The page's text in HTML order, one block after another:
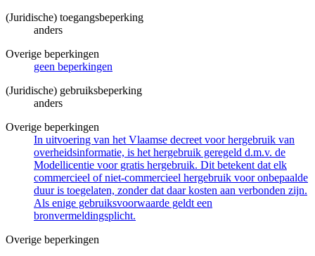
(Juridische) toegangsbeperking
anders
Overige beperkingen
geen beperkingen
(Juridische) gebruiksbeperking
anders
Overige beperkingen
In uitvoering van het Vlaamse decreet voor hergebruik van
overheidsinformatie, is het hergebruik geregeld d.m.v. de
Modellicentie voor gratis hergebruik. Dit betekent dat elk
commercieel of niet-commercieel hergebruik voor onbepaalde
duur is toegelaten, zonder dat daar kosten aan verbonden zijn.
Als enige gebruiksvoorwaarde geldt een
bronvermeldingsplicht.
Overige beperkingen